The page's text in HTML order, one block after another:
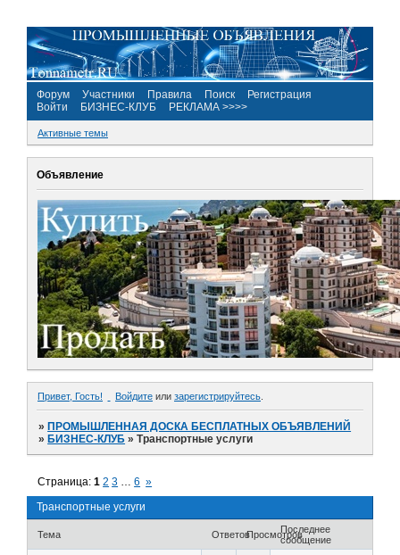
Форум Участники Правила Поиск
Регистрация
Войти
БИЗНЕС-КЛУБ РЕКЛАМА >>>>
Активные темы
Объявление
Привет, Гость! Войдите или зарегистрируйтесь
»ПРОМЫШЛЕННАЯ ДОСКА БЕСПЛАТНЫХ ОБЪЯВЛЕНИЙ
»БИЗНЕС-КЛУБ »Транспортные услуги
Транспортные услуги
Страница:1 2 3 … 6 »
Тема ОтветовПросмотровПоследнее
сообщение